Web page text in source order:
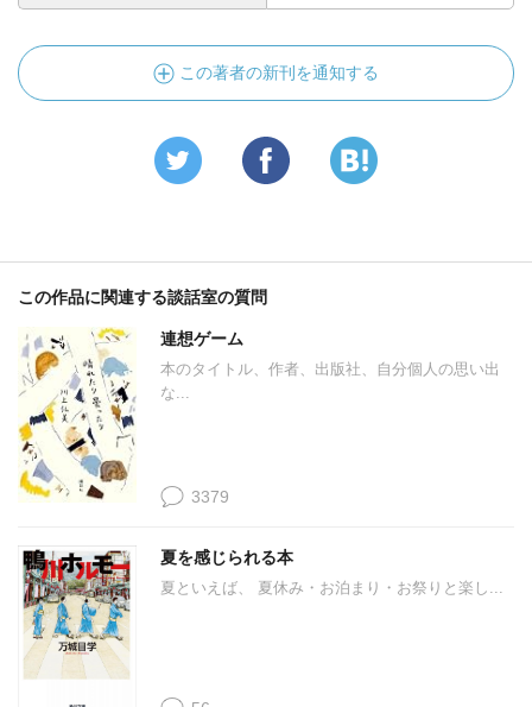
この著者の新刊を通知する
この作品に関連する談話室の質問
連想ゲーム
本のタイトル、作者、出版社、自分個人の思い出
な...
3379
夏を感じられる本
夏といえば、 夏休み・お泊まり・お祭りと楽し...